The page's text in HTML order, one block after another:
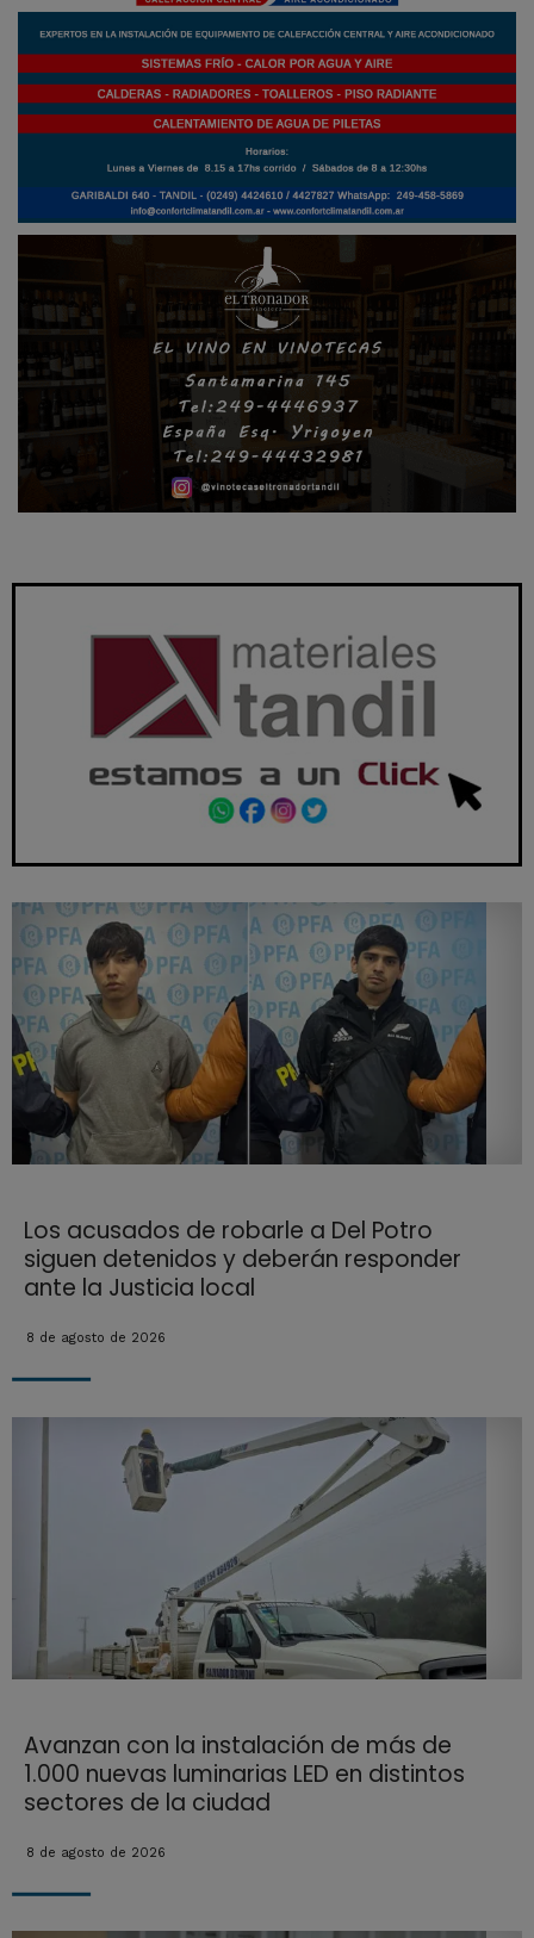
Los acusados de robarle a Del Potro
siguen detenidos y deberán responder
ante la Justicia local
8 de agosto de 2026
Avanzan con la instalación de más de
1.000 nuevas luminarias LED en distintos
sectores de la ciudad
8 de agosto de 2026